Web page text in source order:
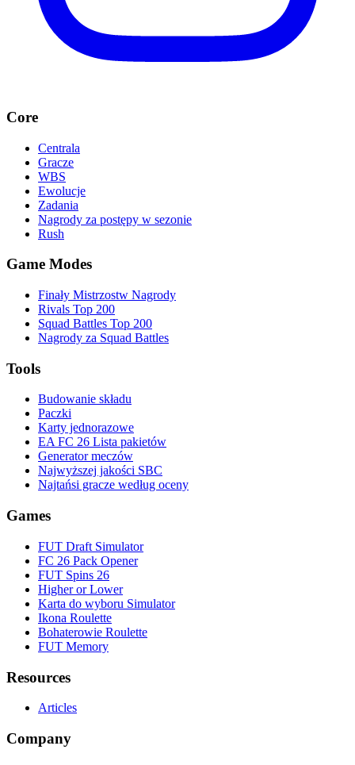
Core
Centrala
Gracze
WBS
Ewolucje
Zadania
Nagrody za postępy w sezonie
Rush
Game Modes
Finały Mistrzostw Nagrody
Rivals Top 200
Squad Battles Top 200
Nagrody za Squad Battles
Tools
Budowanie składu
Paczki
Karty jednorazowe
EA FC 26 Lista pakietów
Generator meczów
Najwyższej jakości SBC
Najtańsi gracze według oceny
Games
FUT Draft Simulator
FC 26 Pack Opener
FUT Spins 26
Higher or Lower
Karta do wyboru Simulator
Ikona Roulette
Bohaterowie Roulette
FUT Memory
Resources
Articles
Company